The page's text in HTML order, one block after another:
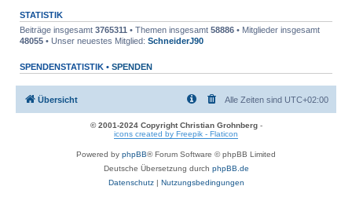
STATISTIK
Beiträge insgesamt 3765311 • Themen insgesamt 58886 • Mitglieder insgesamt
48055 • Unser neuestes Mitglied: SchneiderJ90
SPENDENSTATISTIK • SPENDEN
Übersicht Alle Zeiten sind UTC+02:00
© 2001-2024 Copyright Christian Grohnberg-
icons created by Freepik - Flaticon
Powered by phpBB® Forum Software © phpBB Limited
Deutsche Übersetzung durch phpBB.de
Datenschutz| Nutzungsbedingungen